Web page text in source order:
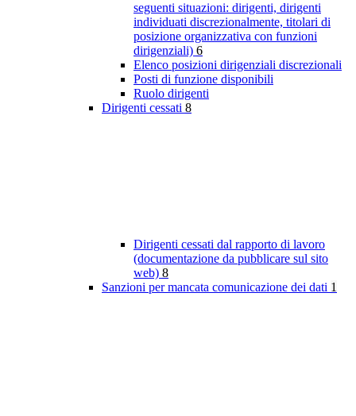
seguenti situazioni: dirigenti, dirigenti
individuati discrezionalmente, titolari di
posizione organizzativa con funzioni
dirigenziali) 6
Elenco posizioni dirigenziali discrezionali
Posti di funzione disponibili
Ruolo dirigenti
Dirigenti cessati 8
Dirigenti cessati dal rapporto di lavoro
(documentazione da pubblicare sul sito
web) 8
Sanzioni per mancata comunicazione dei dati 1